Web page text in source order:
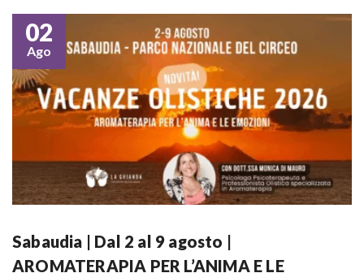
02
Ago
Sabaudia | Dal 2 al 9 agosto |
AROMATERAPIA PER L’ANIMA E LE